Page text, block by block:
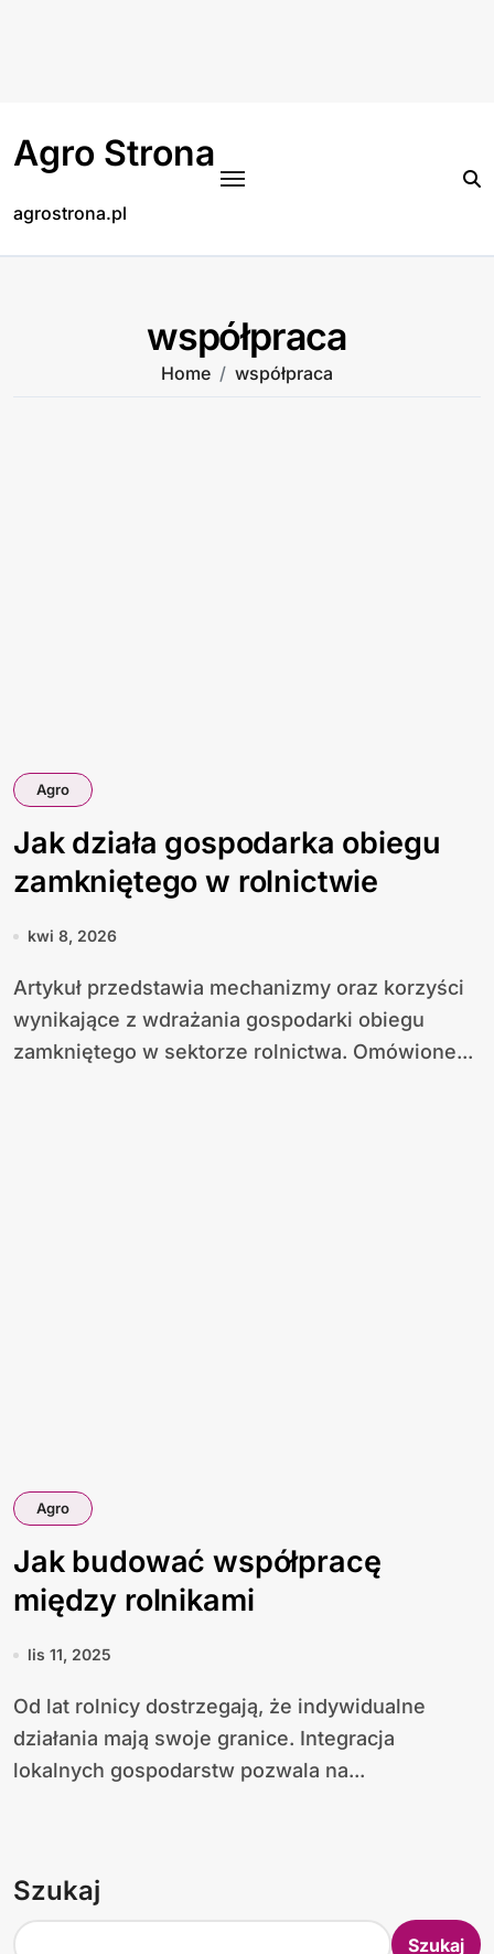
Agro Strona
agrostrona.pl
współpraca
Home współpraca
Agro
Jak działa gospodarka obiegu
zamkniętego w rolnictwie
kwi 8, 2026
Artykuł przedstawia mechanizmy oraz korzyści
wynikające z wdrażania gospodarki obiegu
zamkniętego w sektorze rolnictwa. Omówione...
Agro
Jak budować współpracę
między rolnikami
lis 11, 2025
Od lat rolnicy dostrzegają, że indywidualne
działania mają swoje granice. Integracja
lokalnych gospodarstw pozwala na...
Szukaj
Szukaj